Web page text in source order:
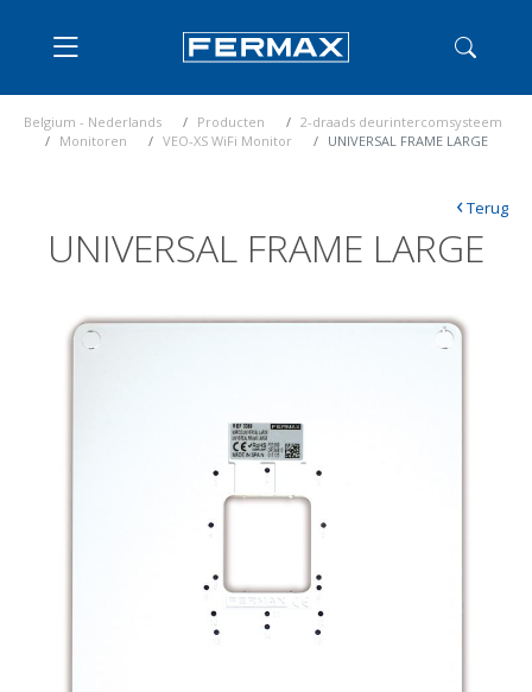
Belgium - Nederlands Producten
2-draads deurintercomsysteem
Monitoren
VEO-XS WiFi Monitor UNIVERSAL FRAME LARGE
UNIVERSAL FRAME LARGE
‹Terug